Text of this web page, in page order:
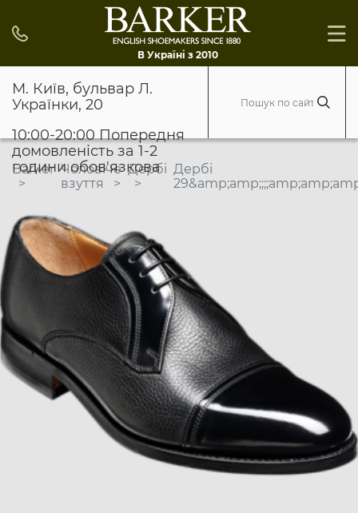
В Україні з 2010
М. Київ, бульвар Л.
Українки, 20
10:00-20:00 Попередня
домовленість за 1-2
години обов'язкова
Barker Чоловіче
взуття
Дербі Дербі